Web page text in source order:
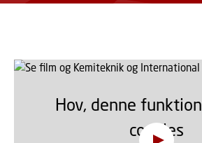
Hov, denne
cookies